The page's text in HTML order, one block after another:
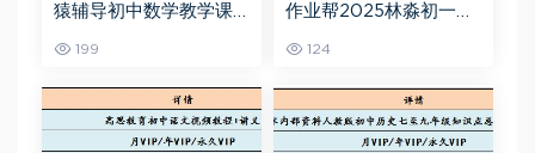
猿辅导初中数学教学课
35G百度网盘资源打包下
199
作业帮2025林淼初一英
124